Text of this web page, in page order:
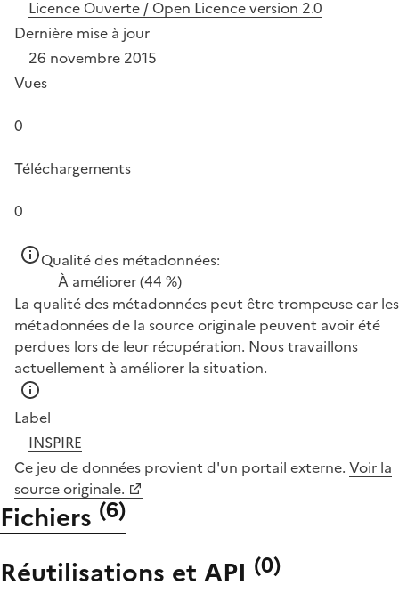
Licence Ouverte / Open Licence version 2.0
Dernière mise à jour
26 novembre 2015
Vues
0
Téléchargements
0
Qualité des métadonnées:
À améliorer(44 %)
La qualité des métadonnées peut être trompeuse car les
métadonnées de la source originale peuvent avoir été
perdues lors de leur récupération. Nous travaillons
actuellement à améliorer la situation.
Label
INSPIRE
Ce jeu de données provient d'un portail externe. Voir la
source originale.
Fichiers (6)
Réutilisations et API (0)